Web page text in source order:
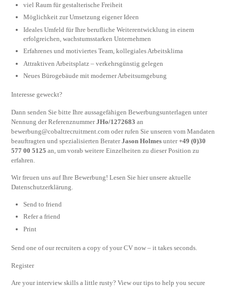
viel Raum für gestalterische Freiheit
Möglichkeit zur Umsetzung eigener Ideen
Ideales Umfeld für Ihre berufliche Weiterentwicklung in einem
erfolgreichen, wachstumsstarken Unternehmen
Erfahrenes und motiviertes Team, kollegiales Arbeitsklima
Attraktiven Arbeitsplatz – verkehrsgünstig gelegen
Neues Bürogebäude mit moderner Arbeitsumgebung
Interesse geweckt?
Dann senden Sie bitte Ihre aussagefähigen Bewerbungsunterlagen unter
Nennung der ReferenznummerJHo/1272683 an
bewerbung@cobaltrecruitment.com oder rufen Sie unseren vom Mandaten
beauftragten und spezialisierten BeraterJason Holmes unter+49 (0)30
577 00 5125 an, um vorab weitere Einzelheiten zu dieser Position zu
erfahren.
Wir freuen uns auf Ihre Bewerbung! Lesen Sie hier unsere aktuelle
Datenschutzerklärung.
Send to friend
Refer a friend
Print
Send one of our recruiters a copy of your CV now – it takes seconds.
Register
Are your interview skills a little rusty? View our tips to help you secure